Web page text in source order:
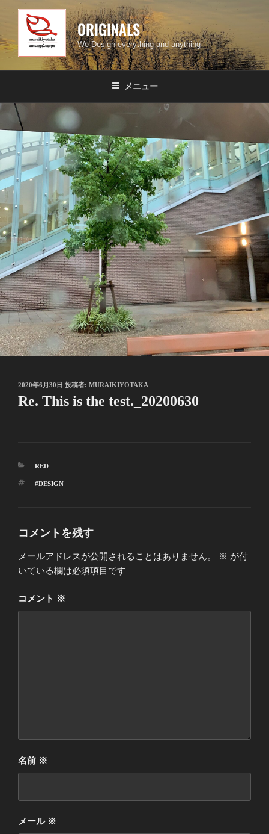
テ
ン
キ
ORIGINALS
We Design everything and anything
メニュー
投
稿
日:
2020年6月30日 投稿者: MURAIKIYOTAKA
Re. This is the test._20200630
カ
ゴ
RED
タ
#DESIGN
コメントを残す
メールアドレスが公開されることはありません。 ※ が付
いている欄は必須項目です
コメント ※
名前 ※
メール ※